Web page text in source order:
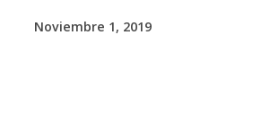
Noviembre 1, 2019